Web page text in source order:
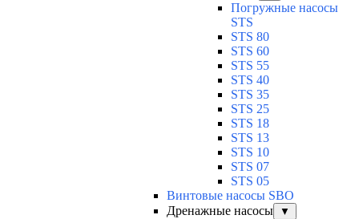
Погружные насосы
STS
STS 80
STS 60
STS 55
STS 40
STS 35
STS 25
STS 18
STS 13
STS 10
STS 07
STS 05
Винтовые насосы SBO
Дренажные насосы
▼